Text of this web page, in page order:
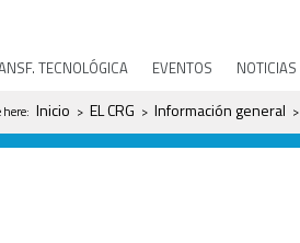
TECNOLÓGICA EVENTOS NOTICIAS
usted aquí
here: Inicio > EL CRG > Información general >